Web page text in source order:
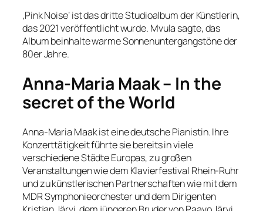
‚Pink Noise‘ ist das dritte Studioalbum der Künstlerin,
das 2021 veröffentlicht wurde. Mvula sagte, das
Album beinhalte warme Sonnenuntergangstöne der
80er Jahre.
Anna-Maria Maak – In the
secret of the World
Anna-Maria Maak ist eine deutsche Pianistin. Ihre
Konzerttätigkeit führte sie bereits in viele
verschiedene Städte Europas, zu großen
Veranstaltungen wie dem Klavierfestival Rhein-Ruhr
und zu künstlerischen Partnerschaften wie mit dem
MDR Symphonieorchester und dem Dirigenten